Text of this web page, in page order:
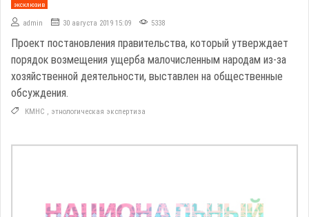
эксклюзив
admin 30 августа 2019 15:09 5338
Проект постановления правительства, который утверждает
порядок возмещения ущерба малочисленным народам из-за
хозяйственной деятельности, выставлен на общественные
обсуждения.
КМНС , этнологическая экспертиза